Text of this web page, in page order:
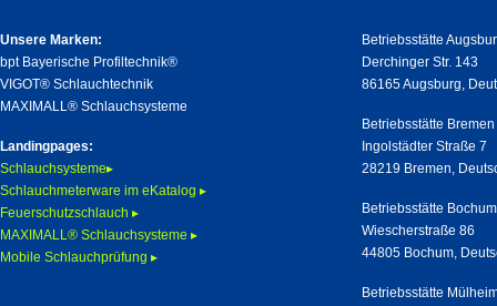
Unsere Marken:
bpt Bayerische Profiltechnik®
VIGOT® Schlauchtechnik
MAXIMALL® Schlauchsysteme
Landingpages:
Schlauchsysteme▸
Schlauchmeterware im eKatalog ▸
Feuerschutzschlauch ▸
MAXIMALL® Schlauchsysteme ▸
Mobile Schlauchprüfung ▸
Betriebsstätte
Derchinger Str. 143
86165 Augsburg,
Betriebsstätte Bremen
Ingolstädter Straße 7
28219 Bremen,
Betriebsstätte Bochum
Wiescherstraße 86
44805 Bochum,
Betriebsstätte